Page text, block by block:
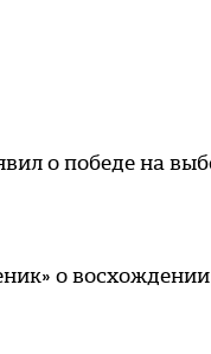
о победе на
о